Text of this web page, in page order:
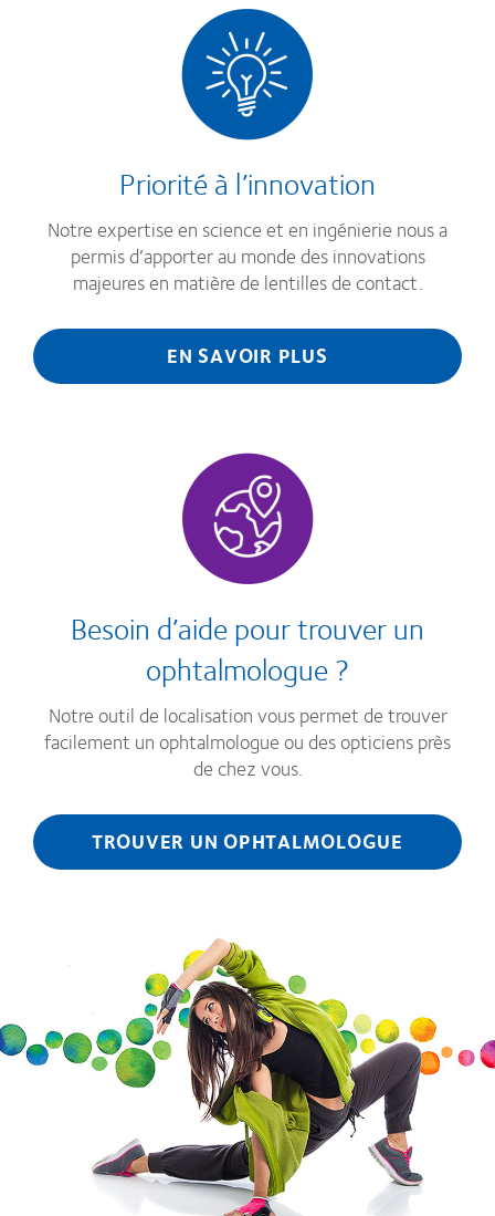
Priorité à l’innovation
Notre expertise en science et en ingénierie nous a
permis d’apporter au monde des innovations
majeures en matière de lentilles de contact.
EN SAVOIR PLUS
Besoin d’aide pour trouver un
ophtalmologue ?
Notre outil de localisation vous permet de trouver
facilement un ophtalmologue ou des opticiens près
de chez vous.
TROUVER UN OPHTALMOLOGUE